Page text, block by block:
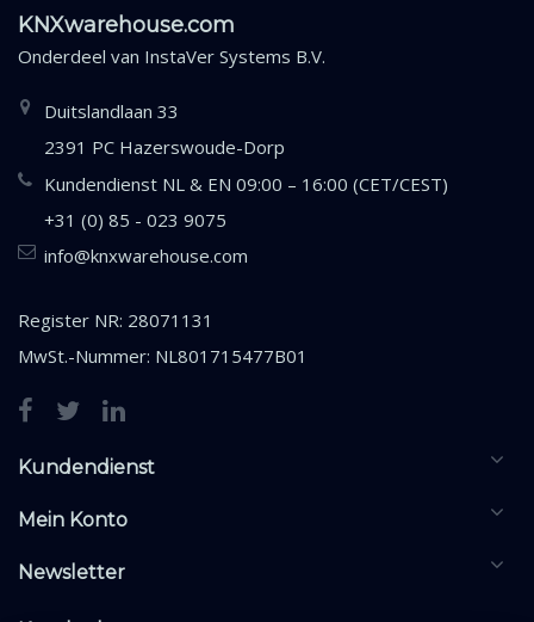
KNXwarehouse.com
Onderdeel van InstaVer Systems B.V.
Duitslandlaan 33
2391 PC Hazerswoude-Dorp
Kundendienst NL & EN 09:00 – 16:00 (CET/CEST)
+31 (0) 85 - 023 9075
info@knxwarehouse.com
Register NR: 28071131
MwSt.-Nummer: NL801715477B01
Kundendienst
Mein Konto
Newsletter